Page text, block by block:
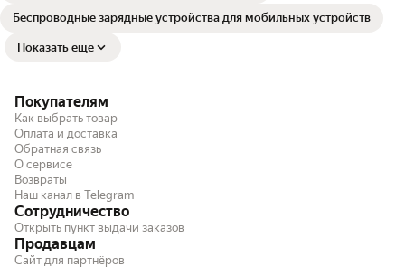
Беспроводные зарядные устройства для мобильных устройств
Показать еще
Покупателям
Как выбрать товар
Оплата и доставка
Обратная связь
О сервисе
Возвраты
Наш канал в Telegram
Сотрудничество
Открыть пункт выдачи заказов
Продавцам
Сайт для партнёров